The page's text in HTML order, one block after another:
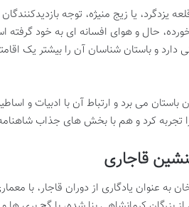
یزدگرد، یا زیج منیژه، توجه
حال و هوای افسانه ای به خود گرفته
و باستان شناسان آن را بیشتر یک
باستان می برد و ارتباط آن با ادبیات و
تجربه کرد و هم با بخش های جذاب
قاجاری
عنوان یادگاری از دوران قاجار، با